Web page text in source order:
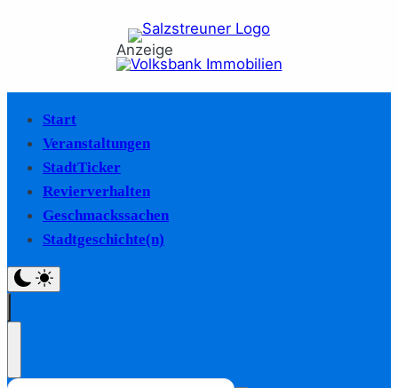
Anzeige
Start
Veranstaltungen
StadtTicker
Revierverhalten
Geschmackssachen
Stadtgeschichte(n)